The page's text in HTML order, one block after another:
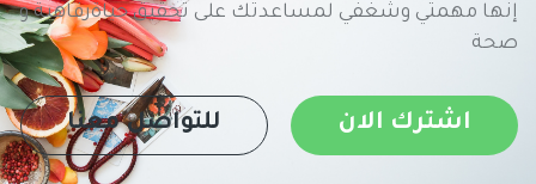
إنها مهمتي وشغفي لمساعدتك على تحقيق حياةرفاهية و
صحة
اشترك الان للتواصل معنا